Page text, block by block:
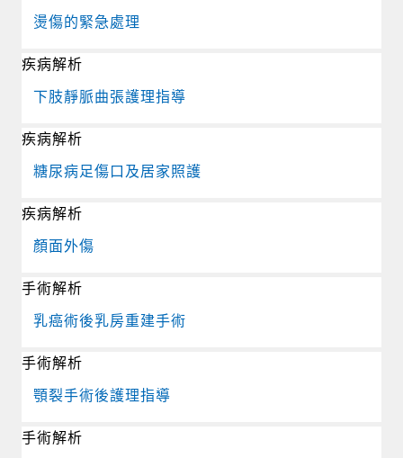
燙傷的緊急處理
下肢靜脈曲張護理指導
疾病解析
糖尿病足傷口及居家照護
疾病解析
顏面外傷
疾病解析
乳癌術後乳房重建手術
手術解析
顎裂手術後護理指導
手術解析
手術解析